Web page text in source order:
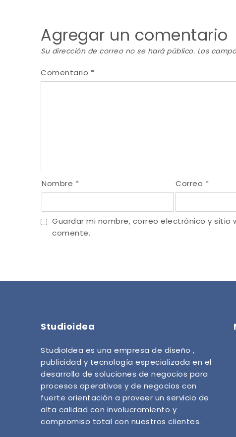
entradas
Agregar un comentario
Su dirección de correo no se hará público. Los
Comentario *
Nombre * Correo *
Guardar mi nombre, correo electrónico y
comente.
Studioidea
StudioIdea es una empresa de diseño ,
publicidad y tecnología especializada en el
desarrollo de soluciones de negocios para
procesos operativos y de negocios con
fuerte orientación a proveer un servicio de
alta calidad con involucramiento y
compromiso total con nuestros clientes.